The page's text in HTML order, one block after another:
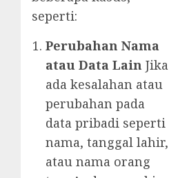
seperti:
Perubahan Nama
atau Data Lain Jika
ada kesalahan atau
perubahan pada
data pribadi seperti
nama, tanggal lahir,
atau nama orang